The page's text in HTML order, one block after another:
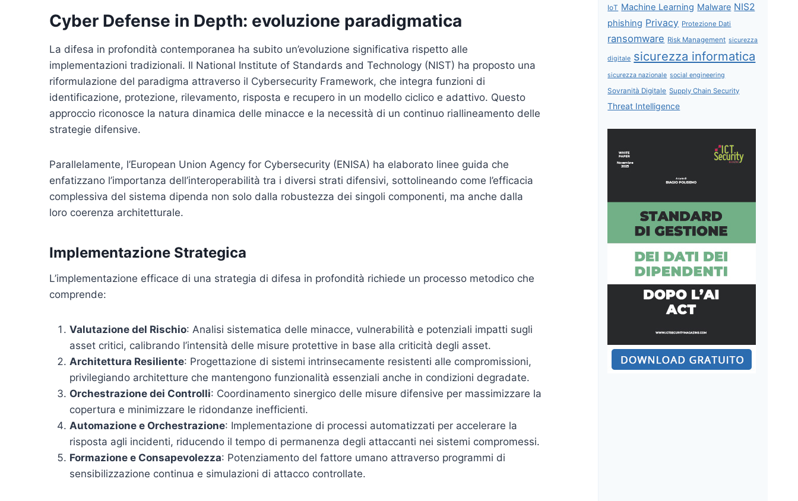
Cyber Defense in Depth: evoluzione paradigmatica
La difesa in profondità contemporanea ha subito un’evoluzione significativa rispetto alle
implementazioni tradizionali. Il National Institute of Standards and Technology (NIST) ha proposto una
riformulazione del paradigma attraverso il Cybersecurity Framework, che integra funzioni di
identificazione, protezione, rilevamento, risposta e recupero in un modello ciclico e adattivo. Questo
approccio riconosce la natura dinamica delle minacce e la necessità di un continuo riallineamento delle
strategie difensive.
Parallelamente, l’European Union Agency for Cybersecurity (ENISA) ha elaborato linee guida che
enfatizzano l’importanza dell’interoperabilità tra i diversi strati difensivi, sottolineando come l’efficacia
complessiva del sistema dipenda non solo dalla robustezza dei singoli componenti, ma anche dalla
loro coerenza architetturale.
Implementazione Strategica
L’implementazione efficace di una strategia di difesa in profondità richiede un processo metodico che
comprende:
Valutazione del Rischio: Analisi sistematica delle minacce, vulnerabilità e potenziali impatti sugli
asset critici, calibrando l’intensità delle misure protettive in base alla criticità degli asset.
Architettura Resiliente: Progettazione di sistemi intrinsecamente resistenti alle compromissioni,
privilegiando architetture che mantengono funzionalità essenziali anche in condizioni degradate.
Orchestrazione dei Controlli: Coordinamento sinergico delle misure difensive per massimizzare la
copertura e minimizzare le ridondanze inefficienti.
Automazione e Orchestrazione: Implementazione di processi automatizzati per accelerare la
risposta agli incidenti, riducendo il tempo di permanenza degli attaccanti nei sistemi compromessi.
Formazione e Consapevolezza: Potenziamento del fattore umano attraverso programmi di
sensibilizzazione continua e simulazioni di attacco controllate.
IoT Machine Learning Malware NIS2
phishing Privacy Protezione Dati
ransomware Risk Management sicurezza
digitale sicurezza informatica
sicurezza nazionale social engineering
Sovranità Digitale Supply Chain Security
Threat Intelligence